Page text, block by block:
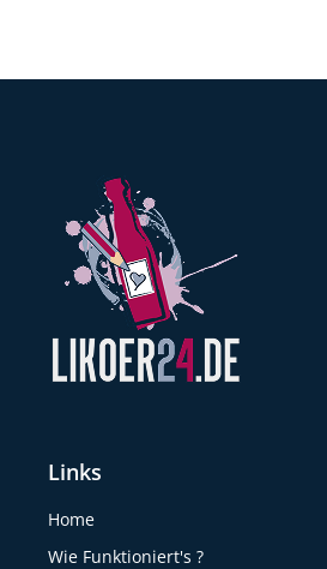
Links
Home
Wie Funktioniert's ?